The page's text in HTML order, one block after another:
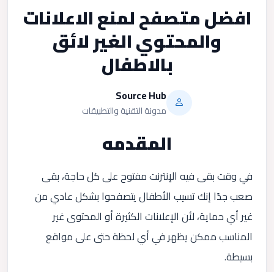
افضل متصفح لمنع الاعلانات
والمحتوي الغير لائق
بالاطفال
Source Hub
مدونة التقنية والتطبيقات
المقدمه
في وقت بقى فيه الإنترنت مفتوح على كل حاجة، بقى
صعب جدًا إنك تسيب الأطفال يتصفحوا بشكل عادي من
غير أي حماية، لأن الإعلانات الكثيرة أو المحتوى غير
المناسب ممكن يظهر في أي لحظة حتى على مواقع
بسيطة.